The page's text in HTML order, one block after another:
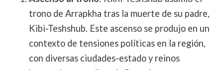
trono de Arrapkha tras la muerte de su padre,
Kibi-Teshshub. Este ascenso se produjo en un
contexto de tensiones políticas en la región,
con diversas ciudades-estado y reinos